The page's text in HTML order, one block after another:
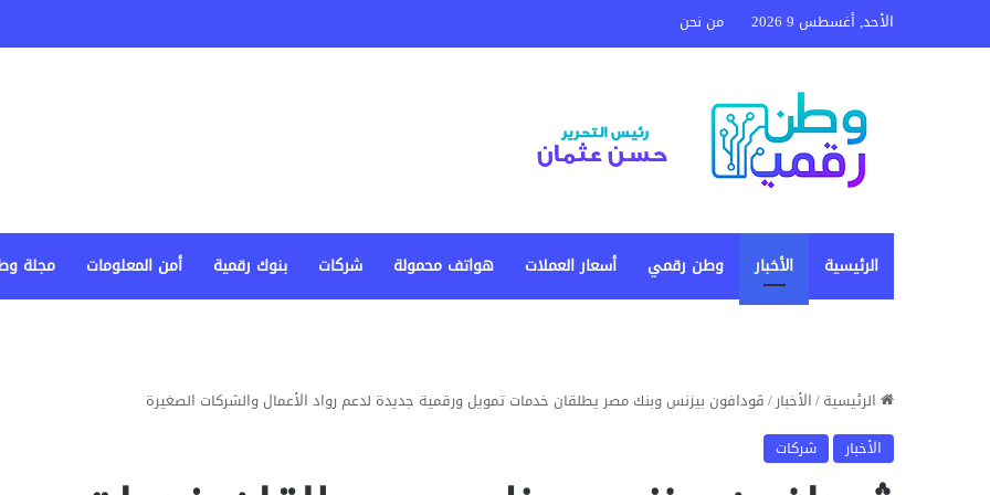
الأحد, أغسطس 9 2026 من نحن
الرئيسية الأخبار وطن رقمي أسعار العملات هواتف محمولة شركات بنوك رقمية أمن المعلومات مجلة
الرئيسية/الأخبار/ڤودافون بيزنس وبنك مصر يطلقان خدمات تمويل ورقمية جديدة لدعم رواد الأعمال والشركات الصغيرة
الأخبار
شركات